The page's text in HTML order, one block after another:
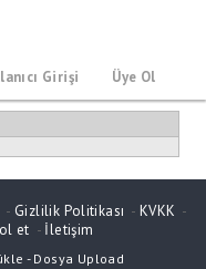
Girişi Üye Ol
- Gizlilik Politikası - KVKK -
et - İletişim
- Dosya Upload